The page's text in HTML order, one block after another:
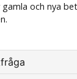
gamla och nya